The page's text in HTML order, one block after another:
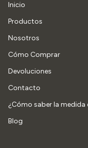
Inicio
Productos
Nosotros
Cómo Comprar
Devoluciones
Contacto
¿Cómo saber la medida
Blog